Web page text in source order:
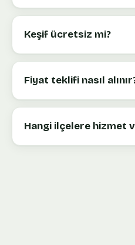
Keşif ücretsiz mi?
Fiyat teklifi nasıl
Hangi ilçelere hizmet